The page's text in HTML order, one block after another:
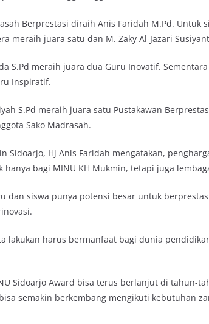
Berprestasi diraih Anis Faridah M.Pd. Untuk
meraih juara satu dan M. Zaky Al-Jazari
S.Pd meraih juara dua Guru Inovatif.
Inspiratif.
S.Pd meraih juara satu Pustakawan
Sako Madrasah.
Sidoarjo, Hj Anis Faridah mengatakan,
hanya bagi MINU KH Mukmin, tetapi juga
dan siswa punya potensi besar untuk
lakukan harus bermanfaat bagi dunia
Sidoarjo Award bisa terus berlanjut di tahun-
semakin berkembang mengikuti kebutuhan